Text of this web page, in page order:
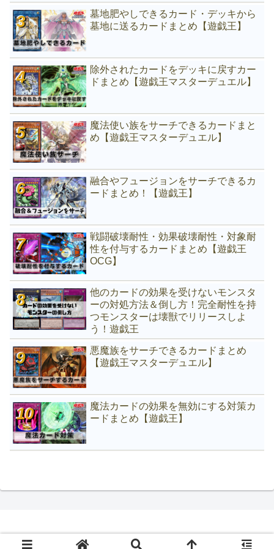
墓地肥やしできるカード・デッキから
墓地に送るカードまとめ【遊戯王】
除外されたカードをデッキに戻すカー
ドまとめ【遊戯王マスターデュエル】
魔法使い族をサーチできるカードまと
め【遊戯王マスターデュエル】
融合やフュージョンをサーチできるカ
ードまとめ！【遊戯王】
戦闘破壊耐性・効果破壊耐性・対象耐
性を付与するカードまとめ【遊戯王
OCG】
他のカードの効果を受けないモンスタ
ーの対処方法＆倒し方！完全耐性を持
つモンスターは壊獣でリリースしよ
う！遊戯王
悪魔族をサーチできるカードまとめ
【遊戯王マスターデュエル】
魔法カードの効果を無効にする対策カ
ードまとめ【遊戯王】
Copyright © 2020 All Rights Reserved.